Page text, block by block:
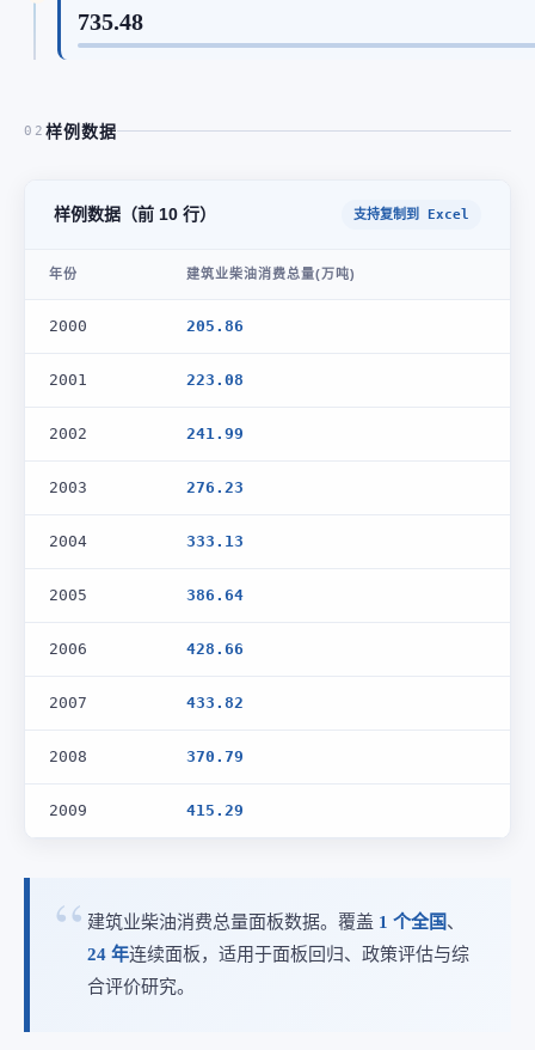
735.48
02 样例数据
样例数据（前 10 行） 支持复制到 Excel
年份 建筑业柴油消费总量(万吨)
2000 205.86
2001 223.08
2002 241.99
2003 276.23
2004 333.13
2005 386.64
2006 428.66
2007 433.82
2008 370.79
2009 415.29
建筑业柴油消费总量面板数据。覆盖 1 个全国、
24 年连续面板，适用于面板回归、政策评估与综
合评价研究。